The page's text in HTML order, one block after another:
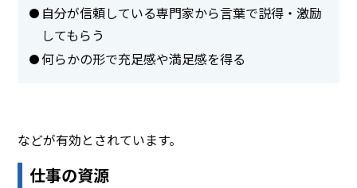
自分が信頼している専門家から言葉で説得・激励
してもらう
何らかの形で充足感や満足感を得る
などが有効とされています。
仕事の資源